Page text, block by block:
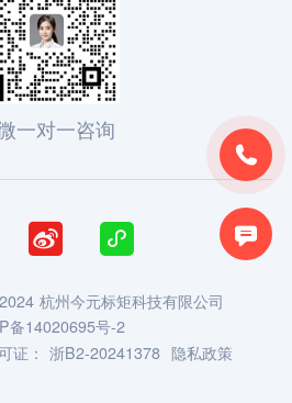


一对一咨询
 
杭州今元标矩科技有限公司
备14020695号-2
证： 浙B2-20241378 隐私政策